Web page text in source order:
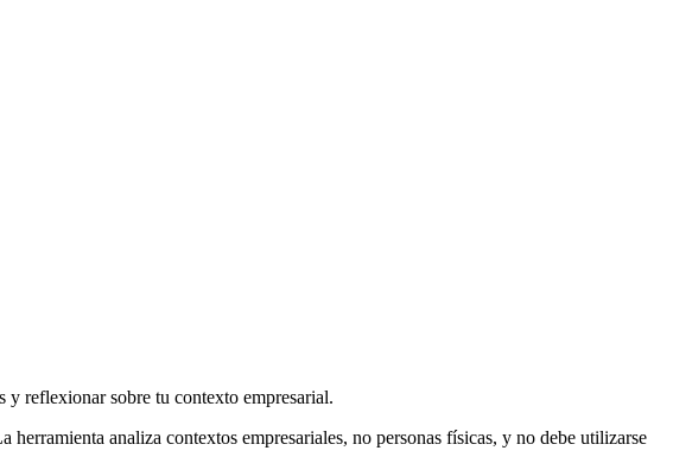
y reflexionar sobre tu contexto empresarial.
analiza contextos empresariales, no personas físicas, y no debe utilizarse